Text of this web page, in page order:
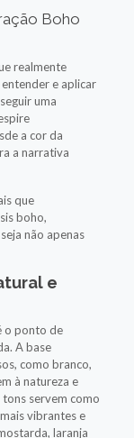
Boho
realmente
e aplicar
uma
a cor da
a narrativa
que
boho,
não apenas
e
o ponto de
A base
como branco,
à natureza e
tons servem como
vibrantes e
laranja